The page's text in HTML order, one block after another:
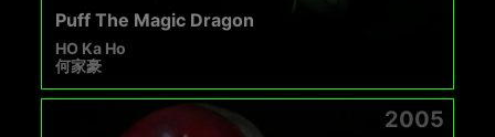
Puff The Magic Dragon
HO Ka Ho
何家豪
2005